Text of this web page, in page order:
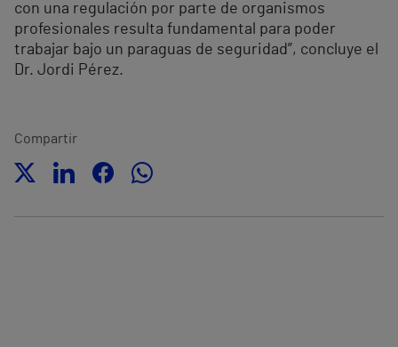
con una regulación por parte de organismos
profesionales resulta fundamental para poder
trabajar bajo un paraguas de seguridad”, concluye el
Dr. Jordi Pérez.
Compartir